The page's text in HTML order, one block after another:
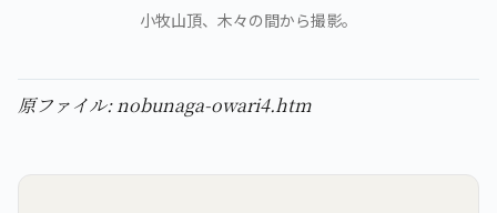
小牧山頂、木々の間から撮影。
原ファイル: nobunaga-owari4.htm